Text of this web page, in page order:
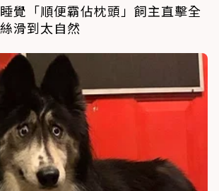
覺「順便霸佔枕頭」飼主直擊全
滑到太自然